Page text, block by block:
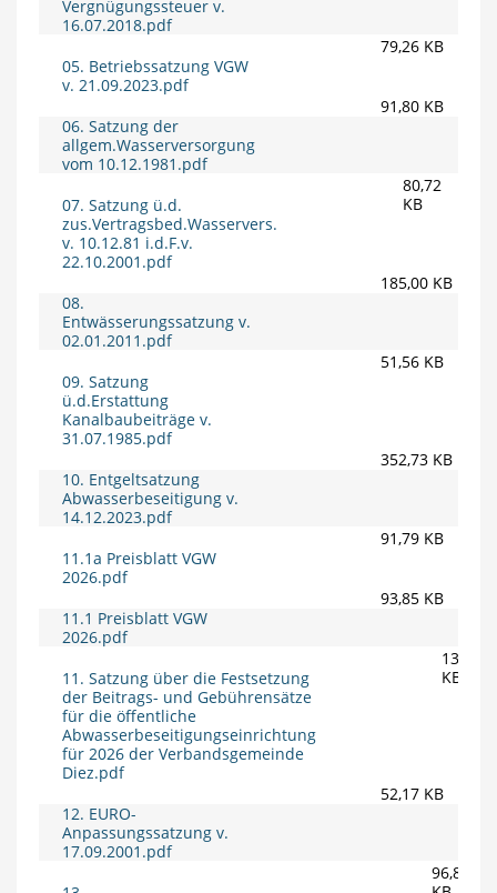
Vergnügungssteuer v.
16.07.2018.pdf
05. Betriebssatzung VGW
v. 21.09.2023.pdf
79,26 KB
06. Satzung der
allgem.Wasserversorgung
vom 10.12.1981.pdf
91,80 KB
07. Satzung ü.d.
zus.Vertragsbed.Wasservers.
v. 10.12.81 i.d.F.v.
22.10.2001.pdf
80,72
KB
08.
Entwässerungssatzung v.
02.01.2011.pdf
185,00 KB
09. Satzung
ü.d.Erstattung
Kanalbaubeiträge v.
31.07.1985.pdf
51,56 KB
10. Entgeltsatzung
Abwasserbeseitigung v.
14.12.2023.pdf
352,73 KB
11.1a Preisblatt VGW
2026.pdf
91,79 KB
11.1 Preisblatt VGW
2026.pdf
93,85 KB
11. Satzung über die Festsetzung
der Beitrags- und Gebührensätze
für die öffentliche
Abwasserbeseitigungseinrichtung
für 2026 der Verbandsgemeinde
Diez.pdf
135,91
KB
12. EURO-
Anpassungssatzung v.
17.09.2001.pdf
52,17 KB
96,87